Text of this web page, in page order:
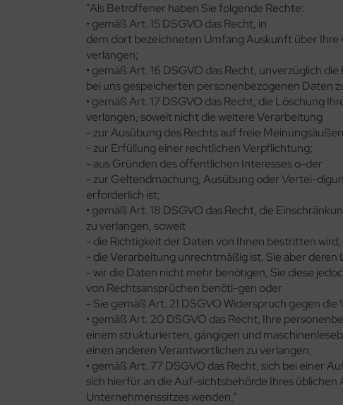
"Als Betroffener haben Sie folgende Rechte:
• gemäß Art. 15 DSGVO das Recht, in
dem dort bezeichneten Umfang Auskunft über
verlangen;
• gemäß Art. 16 DSGVO das Recht, unverzüglich
bei uns gespeicherten personenbezogenen Daten
• gemäß Art. 17 DSGVO das Recht, die Löschung
verlangen, soweit nicht die weitere Verarbeitung
- zur Ausübung des Rechts auf freie
- zur Erfüllung einer rechtlichen Verpflichtung;
- aus Gründen des öffentlichen Interesses o-der
- zur Geltendmachung, Ausübung oder Vertei-
erforderlich ist;
• gemäß Art. 18 DSGVO das Recht, die
zu verlangen, soweit
- die Richtigkeit der Daten von Ihnen bestritten wird;
- die Verarbeitung unrechtmäßig ist, Sie aber deren
- wir die Daten nicht mehr benötigen, Sie diese
von Rechtsansprüchen benöti-gen oder
- Sie gemäß Art. 21 DSGVO Widerspruch gegen
• gemäß Art. 20 DSGVO das Recht, Ihre
einem strukturierten, gängigen und
einen anderen Verantwortlichen zu verlangen;
• gemäß Art. 77 DSGVO das Recht, sich bei einer
sich hierfür an die Auf-sichtsbehörde Ihres
Unternehmenssitzes wenden."